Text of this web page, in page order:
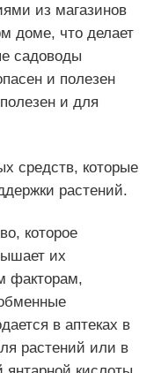
из магазинов
доме, что делает
садоводы
и полезен
и для
средств, которые
растений.
которое
их
факторам,
в аптеках в
растений или в